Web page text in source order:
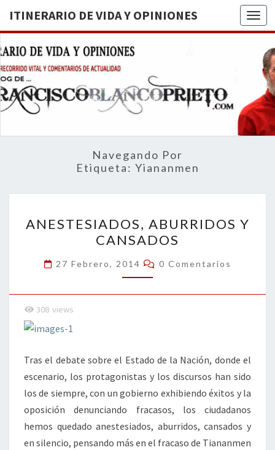
ITINERARIO DE VIDA Y OPINIONES
DE
BREVE
RECORRIDO
VITAL Y
ACTUALIDAD
Navegando Por
Etiqueta: Yiananmen
ABURRIDOS
Y
CANSADOS
ANESTESIADOS, ABURRIDOS Y
CANSADOS
27 Febrero, 2014 Comentarios
0 Comentarios
308 views
Tras el debate sobre el Estado de la Nación, donde el
escenario, los protagonistas y los discursos han sido
los de siempre, con un gobierno exhibiendo éxitos y la
oposición denunciando fracasos, los ciudadanos
hemos quedado anestesiados, aburridos, cansados y
en silencio, pensando más en el fracaso de Tiananmen